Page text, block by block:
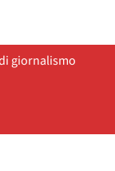
giornalismo